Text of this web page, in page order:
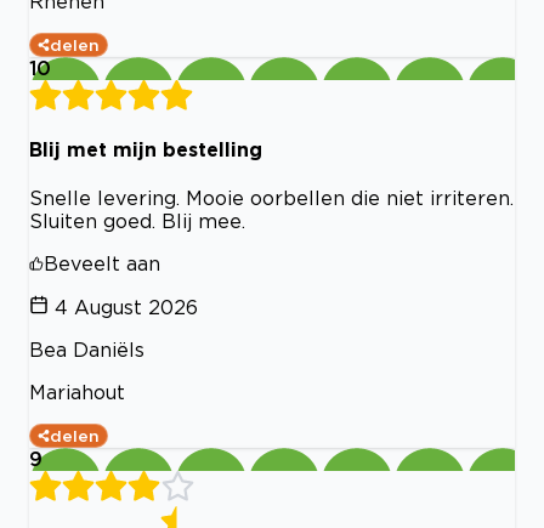
delen
10
Blij met mijn bestelling
Snelle levering. Mooie oorbellen die niet irriteren.
Sluiten goed. Blij mee.
Beveelt aan
4 August 2026
Bea Daniëls
Mariahout
delen
9